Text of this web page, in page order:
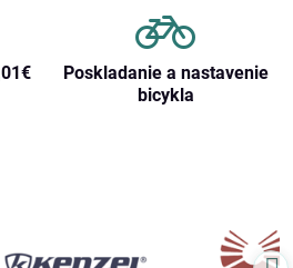
Poskladanie a nastavenie
bicykla